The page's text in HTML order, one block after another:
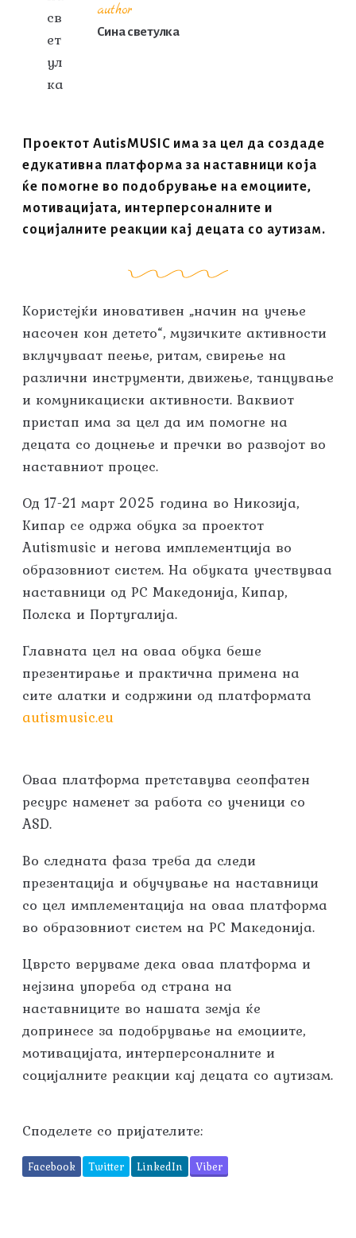
author
Сина светулка
Проектот AutisMUSIC има за цел да создаде
едукативна платформа за наставници која
ќе помогне во подобрување на емоциите,
мотивацијата, интерперсоналните и
социјалните реакции кај децата со аутизам.
Користејќи иновативен „начин на учење
насочен кон детето“, музичките активности
вклучуваат пеење, ритам, свирење на
различни инструменти, движење, танцување
и комуникациски активности. Ваквиот
пристап има за цел да им помогне на
децата со доцнење и пречки во развојот во
наставниот процес.
Од 17-21 март 2025 година во Никозија,
Кипар се одржа обука за проектот
Autismusic и негова имплементција во
образовниот систем. На обуката учествуваа
наставници од РС Македонија, Кипар,
Полска и Португалија.
Главната цел на оваа обука беше
презентирање и практична примена на
сите алатки и содржини од платформата
autismusic.eu
Оваа платформа претставува сеопфатен
ресурс наменет за работа со ученици со
ASD.
Во следната фаза треба да следи
презентација и обучување на наставници
со цел имплементација на оваа платформа
во образовниот систем на РС Македонија.
Цврсто веруваме дека оваа платформа и
нејзина упореба од страна на
наставниците во нашата земја ќе
допринесе за подобрување на емоциите,
мотивацијата, интерперсоналните и
социјалните реакции кај децата со аутизам.
Споделете со пријателите:
Facebook Twitter LinkedIn Viber